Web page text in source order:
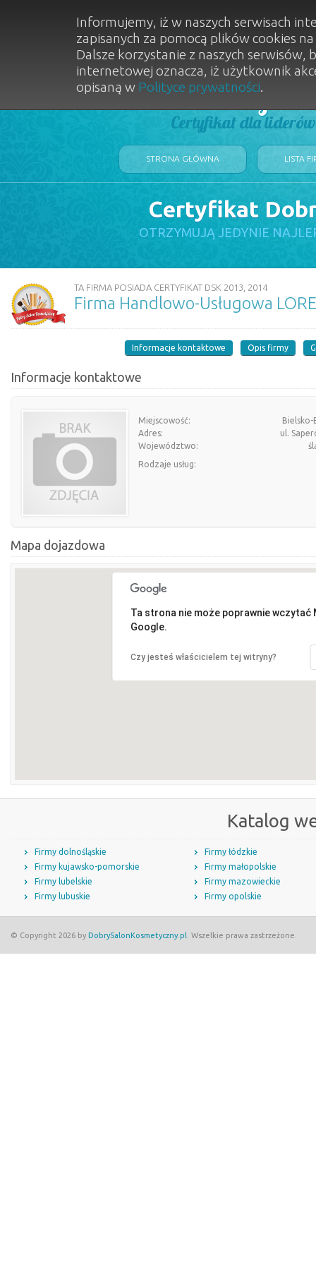
Dobry
Certyfikat dla
STRONA GŁÓWNA LISTA
Certyfikat
OTRZYMUJĄ JEDYNIE
TA FIRMA POSIADA CERTYFIKAT DSK 2013, 2014
Firma Handlowo-Usługowa
Informacje kontaktowe Opis firmy
Informacje kontaktowe
Miejscowość:
Bielsko-
Adres:
ul.
Województwo:
Rodzaje usług:
Mapa dojazdowa
Ta strona nie może poprawnie wczytać
Google.
Czy jesteś właścicielem tej witryny?
Katalog
Firmy dolnośląskie
Firmy kujawsko-pomorskie
Firmy lubelskie
Firmy lubuskie
Firmy łódzkie
Firmy małopolskie
Firmy mazowieckie
Firmy opolskie
© Copyright 2026 by DobrySalonKosmetyczny.pl . Wszelkie prawa zastrzeżone.
Informujemy, iż w naszych serwisach
zapisanych za pomocą plików cookies
Dalsze korzystanie z naszych
internetowej oznacza, iż użytkownik
opisaną w Polityce prywatności.